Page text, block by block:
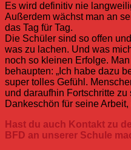
Es wird definitiv nie
Außerdem wächst man an
das Tag für Tag.
Die Schüler sind so offen
was zu lachen. Und was
noch so kleinen Erfolge.
behaupten: „Ich habe dazu
super tolles Gefühl.
und daraufhin Fortschritte
Dankeschön für seine
Hast du auch Kontakt zu
BFD an unserer Schule